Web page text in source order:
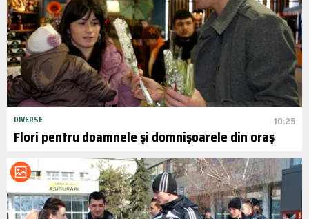
DIVERSE 10:25
Flori pentru doamnele și domnișoarele din oraș